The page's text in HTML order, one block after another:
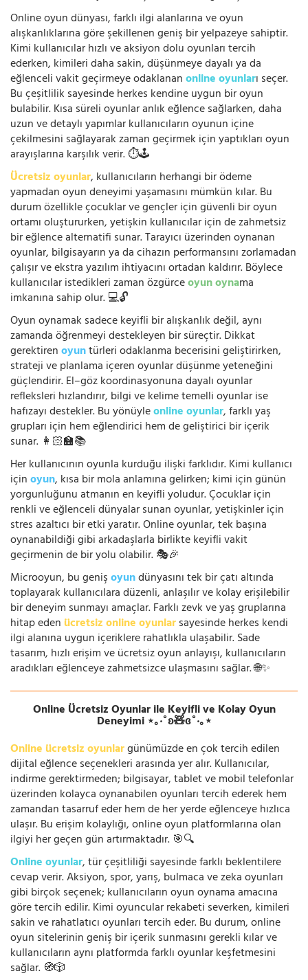
Online oyun dünyası, farklı ilgi alanlarına ve oyun
alışkanlıklarına göre şekillenen geniş bir yelpazeye sahiptir.
Kimi kullanıcılar hızlı ve aksiyon dolu oyunları tercih
ederken, kimileri daha sakin, düşünmeye dayalı ya da
eğlenceli vakit geçirmeye odaklananonline oyunları seçer.
Bu çeşitlilik sayesinde herkes kendine uygun bir oyun
bulabilir. Kısa süreli oyunlar anlık eğlence sağlarken, daha
uzun ve detaylı yapımlar kullanıcıların oyunun içine
çekilmesini sağlayarak zaman geçirmek için yaptıkları oyun
arayışlarına karşılık verir. ⏱️🕹️
Ücretsiz oyunlar, kullanıcıların herhangi bir ödeme
yapmadan oyun deneyimi yaşamasını mümkün kılar. Bu
durum özellikle çocuklar ve gençler için güvenli bir oyun
ortamı oluştururken, yetişkin kullanıcılar için de zahmetsiz
bir eğlence alternatifi sunar. Tarayıcı üzerinden oynanan
oyunlar, bilgisayarın ya da cihazın performansını zorlamadan
çalışır ve ekstra yazılım ihtiyacını ortadan kaldırır. Böylece
kullanıcılar istedikleri zaman özgürceoyun oynama
imkanına sahip olur. 💻🔓
Oyun oynamak sadece keyifli bir alışkanlık değil, aynı
zamanda öğrenmeyi destekleyen bir süreçtir. Dikkat
gerektirenoyuntürleri odaklanma becerisini geliştirirken,
strateji ve planlama içeren oyunlar düşünme yeteneğini
güçlendirir. El–göz koordinasyonuna dayalı oyunlar
refleksleri hızlandırır, bilgi ve kelime temelli oyunlar ise
hafızayı destekler. Bu yönüyleonline oyunlar, farklı yaş
grupları için hem eğlendirici hem de geliştirici bir içerik
sunar. 👩🏻‍🏫📚
Her kullanıcının oyunla kurduğu ilişki farklıdır. Kimi kullanıcı
içinoyun, kısa bir mola anlamına gelirken; kimi için günün
yorgunluğunu atmanın en keyifli yoludur. Çocuklar için
renkli ve eğlenceli dünyalar sunan oyunlar, yetişkinler için
stres azaltıcı bir etki yaratır. Online oyunlar, tek başına
oynanabildiği gibi arkadaşlarla birlikte keyifli vakit
geçirmenin de bir yolu olabilir. 🎭🎉
Microoyun, bu genişoyundünyasını tek bir çatı altında
toplayarak kullanıcılara düzenli, anlaşılır ve kolay erişilebilir
bir deneyim sunmayı amaçlar. Farklı zevk ve yaş gruplarına
hitap eden ücretsiz online oyunlarsayesinde herkes kendi
ilgi alanına uygun içeriklere rahatlıkla ulaşabilir. Sade
tasarım, hızlı erişim ve ücretsiz oyun anlayışı, kullanıcıların
aradıkları eğlenceye zahmetsizce ulaşmasını sağlar. 🌐✨
Online Ücretsiz Oyunlar ile Keyifli ve Kolay Oyun
Deneyimi ⋆｡‧˚ʚ🧸ɞ˚‧｡⋆
Online ücretsiz oyunlargünümüzde en çok tercih edilen
dijital eğlence seçenekleri arasında yer alır. Kullanıcılar,
indirme gerektirmeden; bilgisayar, tablet ve mobil telefonlar
üzerinden kolayca oynanabilen oyunları tercih ederek hem
zamandan tasarruf eder hem de her yerde eğlenceye hızlıca
ulaşır. Bu erişim kolaylığı, online oyun platformlarına olan
ilgiyi her geçen gün artırmaktadır. 🎯🔍
Online oyunlar, tür çeşitliliği sayesinde farklı beklentilere
cevap verir. Aksiyon, spor, yarış, bulmaca ve zeka oyunları
gibi birçok seçenek; kullanıcıların oyun oynama amacına
göre tercih edilir. Kimi oyuncular rekabeti severken, kimileri
sakin ve rahatlatıcı oyunları tercih eder. Bu durum, online
oyun sitelerinin geniş bir içerik sunmasını gerekli kılar ve
kullanıcıların aynı platformda farklı oyunlar keşfetmesini
sağlar. 🧭🎲